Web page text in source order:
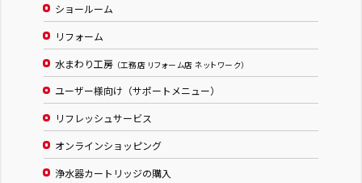
ショールーム
リフォーム
水まわり工房 （工務店 リフォーム店 ネットワーク）
ユーザー様向け（サポートメニュー）
リフレッシュサービス
オンラインショッピング
浄水器カートリッジの購入